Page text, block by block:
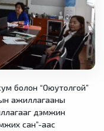
болон “Оюутолгой”
ажиллагааны
дэмжин
сан”-аас